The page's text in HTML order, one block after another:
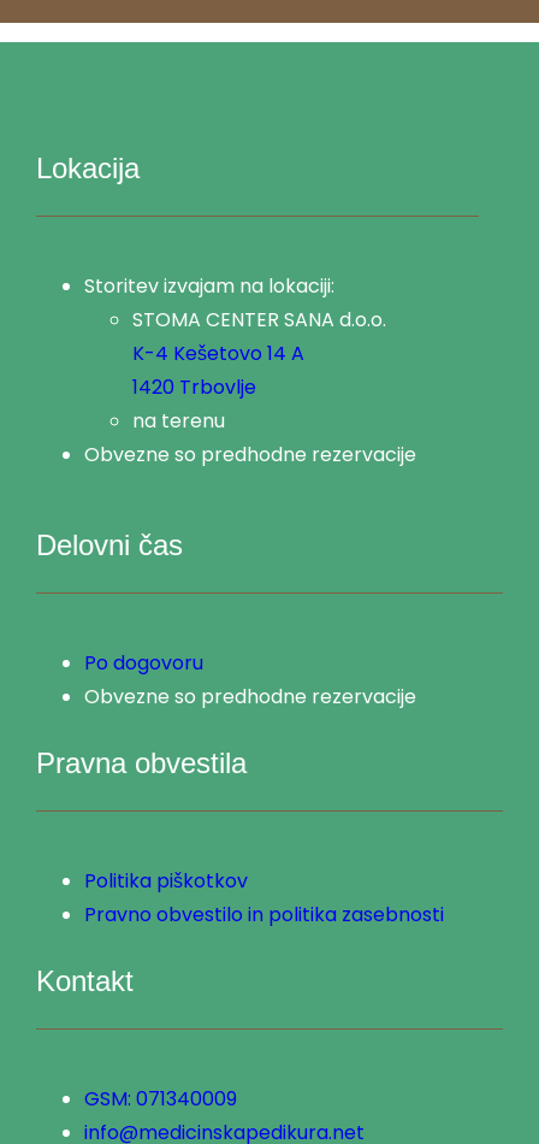
Lokacija
Storitev izvajam na lokaciji:
STOMA CENTER SANA d.o.o.
K-4 Kešetovo 14 A
1420 Trbovlje
na terenu
Obvezne so predhodne rezervacije
Delovni čas
Po dogovoru
Obvezne so predhodne rezervacije
Pravna obvestila
Politika piškotkov
Pravno obvestilo in politika zasebnosti
Kontakt
GSM: 071340009
info@medicinskapedikura.net